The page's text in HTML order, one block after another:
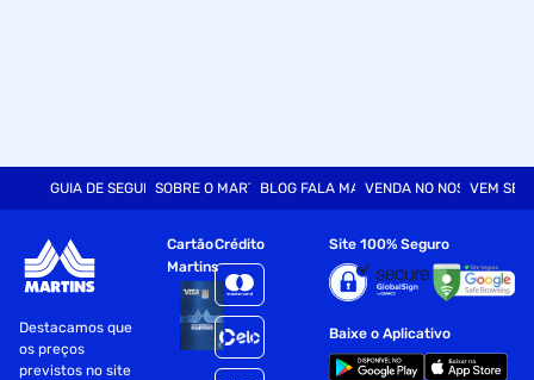
GUIA DE SEGURANÇASOBRE O MARTINSBLOG FALA MARTVENDA NO NOSSO SITE
VEM SER
Destacamos que
os preços
previstos no site
Cartão
Martins
Crédito Site 100% Seguro
Baixe o Aplicativo